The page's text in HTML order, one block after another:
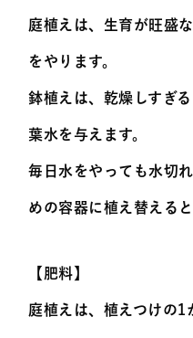
庭植えは、生育が旺盛
をやります。
鉢植えは、乾燥しすぎ
葉水を与えます。
毎日水をやっても水切
めの容器に植え替える
【肥料】
庭植えは、植えつけの1